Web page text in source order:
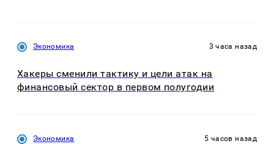
Экономика 3 часа назад
Хакеры сменили тактику и цели атак на
финансовый сектор в первом полугодии
Экономика 5 часов назад